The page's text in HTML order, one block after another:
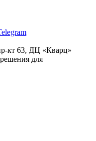
кт 63, ДЦ «Кварц»
для